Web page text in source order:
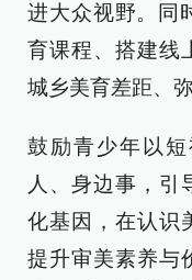
进大众视野。同
育课程、搭建线
城乡美育差距、
鼓励青少年以
人、身边事，引
化基因，在认识
提升审美素养与